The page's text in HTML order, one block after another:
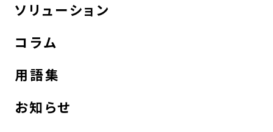
ソリューション
コラム
用語集
お知らせ